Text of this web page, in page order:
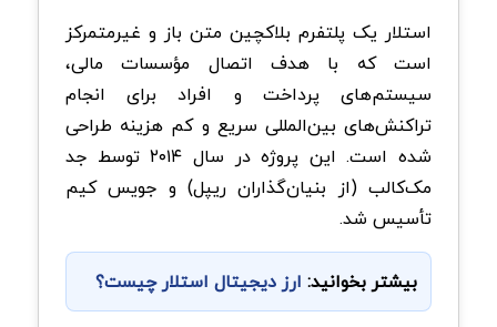
استلار یک پلتفرم بلاکچین متن‌ باز و غیرمتمرکز
است که با هدف اتصال مؤسسات مالی،
سیستم‌های پرداخت و افراد برای انجام
تراکنش‌های بین‌المللی سریع و کم‌ هزینه طراحی
شده است. این پروژه در سال ۲۰۱۴ توسط جد
مک‌کالب (از بنیان‌گذاران ریپل) و جویس کیم
تأسیس شد.
بیشتر بخوانید: ارز دیجیتال استلار چیست؟